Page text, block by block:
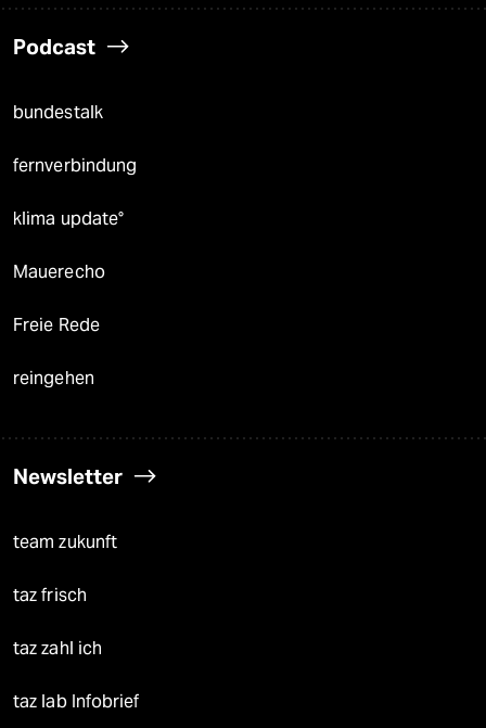
Podcast
bundestalk
fernverbindung
klima update°
Mauerecho
Freie Rede
reingehen
Newsletter
team zukunft
taz frisch
taz zahl ich
taz lab Infobrief